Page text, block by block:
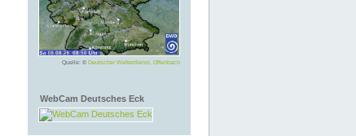
Quelle: © Deutscher Wetterdienst, Offenbach
WebCam Deutsches Eck